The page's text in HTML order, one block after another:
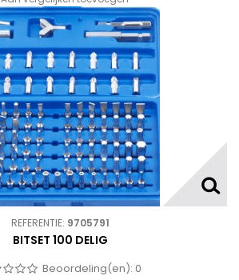
REFERENTIE: 9705791
BITSET 100 DELIG
Beoordeling(en): 0